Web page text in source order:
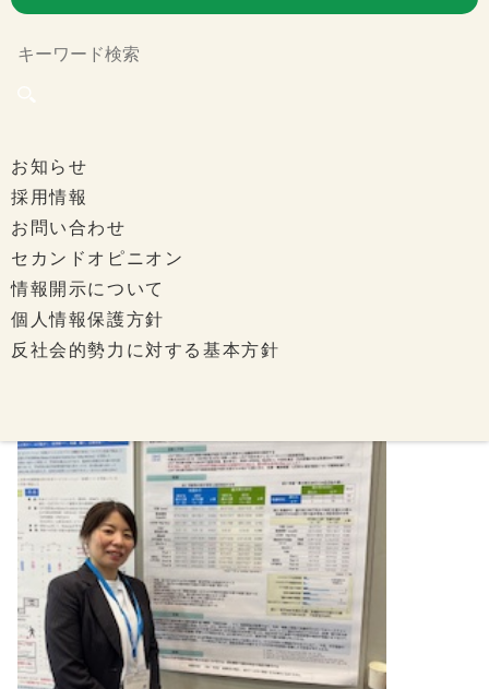
お知らせ
採用情報
お問い合わせ
セカンドオピニオン
情報開示について
個人情報保護方針
反社会的勢力に対する基本方針